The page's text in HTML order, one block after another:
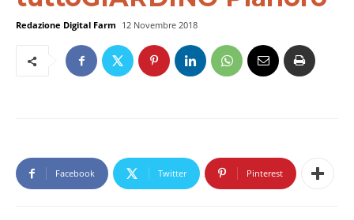
Redazione Digital Farm 12 Novembre 2018
Facebook Twitter Pinterest